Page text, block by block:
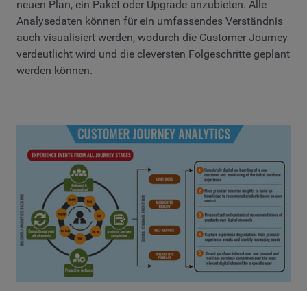
neuen Plan, ein Paket oder Upgrade anzubieten. Alle
Analysedaten können für ein umfassendes Verständnis
auch visualisiert werden, wodurch die Customer Journey
verdeutlicht wird und die cleversten Folgeschritte geplant
werden können.